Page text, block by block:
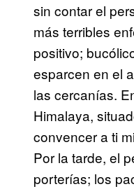
sin contar el
más terribles
positivo;
esparcen en el
las cercanías.
Himalaya,
convencer a ti
Por la tarde, el
porterías; los